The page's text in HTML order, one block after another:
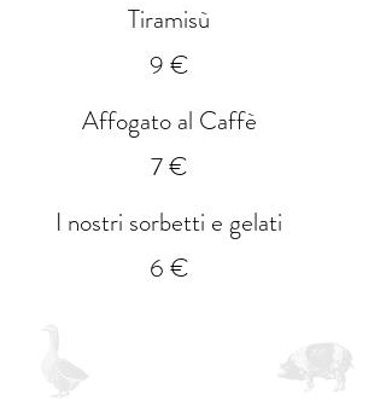
Tiramisù
9 €
Affogato al Caffè
7 €
I nostri sorbetti e gelati
6 €